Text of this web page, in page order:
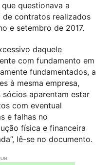
questionava a
contratos realizados
e setembro de 2017.
daquele
com fundamento em
fundamentados, a
à mesma empresa,
aparentam estar
com eventual
e falhas no
física e financeira
lê-se no documento.